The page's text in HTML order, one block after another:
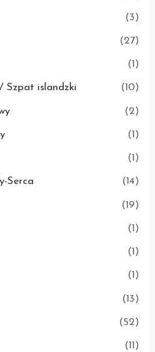
(3)
(27)
(1)
Szpat islandzki (10)
(2)
(1)
(1)
Serca (14)
(19)
(1)
(1)
(1)
(13)
(52)
(11)